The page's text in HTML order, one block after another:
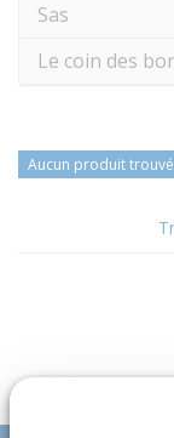
Sas
Le coin des
Aucun produit